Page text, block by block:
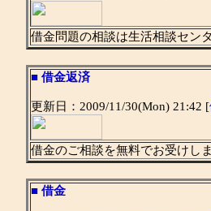
借金問題の相談は生活相談セン
■ 借金返済
更新日：2009/11/30(Mon) 21:42 [
借金のご相談を無料でお受けし
■ 借金